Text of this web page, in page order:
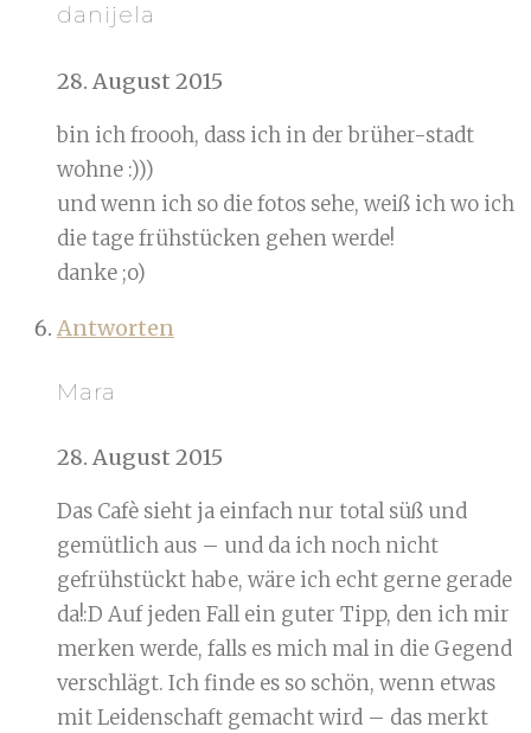
danijela
28. August 2015
bin ich froooh, dass ich in der brüher-stadt
wohne :)))
und wenn ich so die fotos sehe, weiß ich wo ich
die tage frühstücken gehen werde!
danke ;o)
Antworten
Mara
28. August 2015
Das Cafè sieht ja einfach nur total süß und
gemütlich aus – und da ich noch nicht
gefrühstückt habe, wäre ich echt gerne gerade
da!:D Auf jeden Fall ein guter Tipp, den ich mir
merken werde, falls es mich mal in die Gegend
verschlägt. Ich finde es so schön, wenn etwas
mit Leidenschaft gemacht wird – das merkt